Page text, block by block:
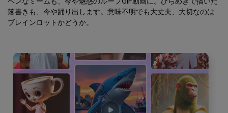
落書きも、今や踊り出します。意味不明でも大丈夫、大切なのは
ブレインロットかどうか。